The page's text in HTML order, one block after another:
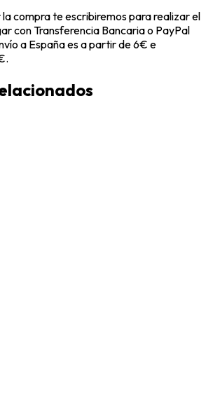
compra te escribiremos para realizar el
con Transferencia Bancaria o PayPal
a España es a partir de 6€ e